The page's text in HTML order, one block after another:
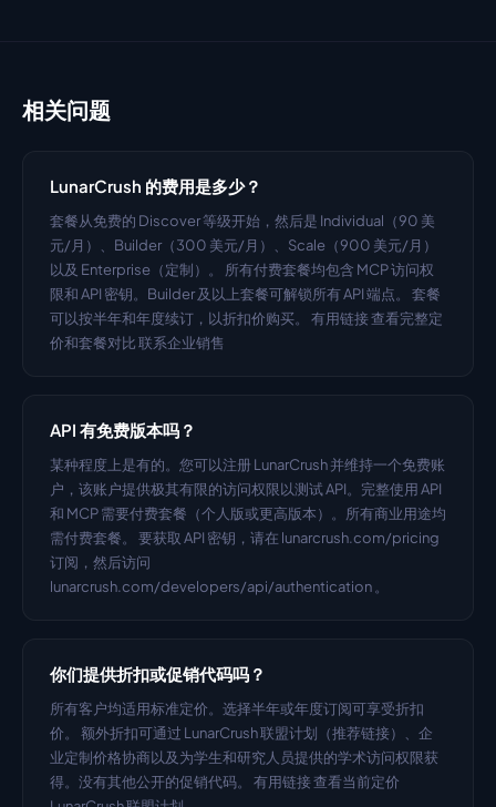
相关问题
LunarCrush 的费用是多少？
套餐从免费的 Discover 等级开始，然后是 Individual（90 美
元/月）、Builder（300 美元/月）、Scale（900 美元/月）
以及 Enterprise（定制）。 所有付费套餐均包含 MCP 访问权
限和 API 密钥。Builder 及以上套餐可解锁所有 API 端点。 套餐
可以按半年和年度续订，以折扣价购买。 有用链接 查看完整定
价和套餐对比 联系企业销售
API 有免费版本吗？
某种程度上是有的。您可以注册 LunarCrush 并维持一个免费账
户，该账户提供极其有限的访问权限以测试 API。完整使用 API
和 MCP 需要付费套餐（个人版或更高版本）。所有商业用途均
需付费套餐。 要获取 API 密钥，请在 lunarcrush.com/pricing
订阅，然后访问
lunarcrush.com/developers/api/authentication 。
你们提供折扣或促销代码吗？
所有客户均适用标准定价。选择半年或年度订阅可享受折扣
价。 额外折扣可通过 LunarCrush 联盟计划（推荐链接）、企
业定制价格协商以及为学生和研究人员提供的学术访问权限获
得。没有其他公开的促销代码。 有用链接 查看当前定价